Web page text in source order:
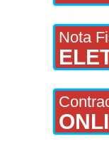
Nota